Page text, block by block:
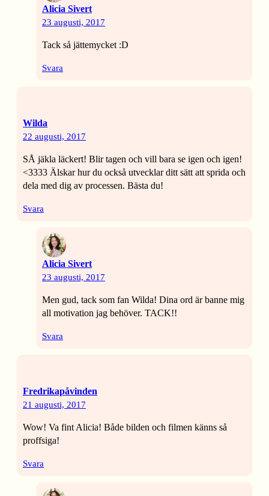
Alicia Sivert
23 augusti, 2017
Tack så jättemycket :D
Svara
Wilda
22 augusti, 2017
SÅ jäkla läckert! Blir tagen och vill bara se igen och igen!
<3333 Älskar hur du också utvecklar ditt sätt att sprida och
dela med dig av processen. Bästa du!
Svara
Alicia Sivert
23 augusti, 2017
Men gud, tack som fan Wilda! Dina ord är banne mig
all motivation jag behöver. TACK!!
Svara
Fredrikapåvinden
21 augusti, 2017
Wow! Va fint Alicia! Både bilden och filmen känns så
proffsiga!
Svara